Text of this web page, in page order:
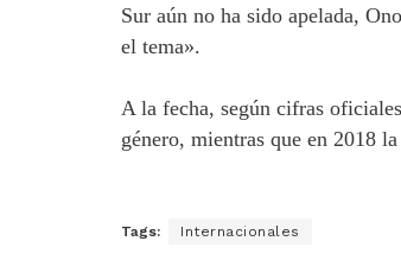
Sur aún no ha sido apelada,
el tema».
A la fecha, según cifras
género, mientras que en 2018
Tags: Internacionales